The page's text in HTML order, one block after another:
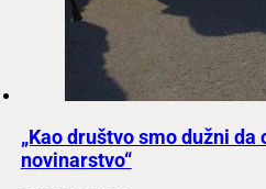
„Kao društvo smo dužni
novinarstvo“